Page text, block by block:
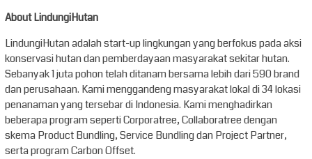
About LindungiHutan
LindungiHutan adalah start-up lingkungan yang berfokus pada aksi
konservasi hutan dan pemberdayaan masyarakat sekitar hutan.
Sebanyak 1 juta pohon telah ditanam bersama lebih dari 590 brand
dan perusahaan. Kami menggandeng masyarakat lokal di 34 lokasi
penanaman yang tersebar di Indonesia. Kami menghadirkan
beberapa program seperti Corporatree, Collaboratree dengan
skema Product Bundling, Service Bundling dan Project Partner,
serta program Carbon Offset.